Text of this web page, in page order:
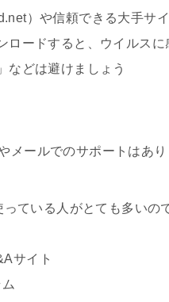
）や信頼できる大手サ
ロードすると、ウイルス
などは避けましょう
メールでのサポートはあり
ている人がとても多いの
サイト